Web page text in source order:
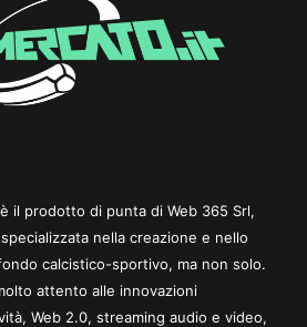
il prodotto di punta di Web 365 Srl,
nella creazione e nello
calcistico-sportivo, ma non solo.
attento alle innovazioni
Web 2.0, streaming audio e video,